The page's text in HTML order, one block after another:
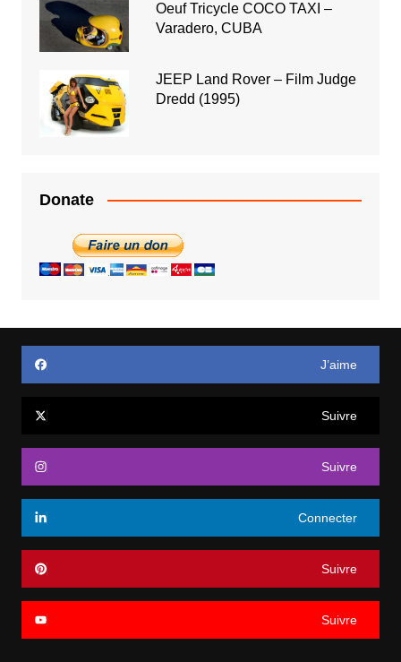
Oeuf Tricycle COCO TAXI –
Varadero, CUBA
JEEP Land Rover – Film Judge
Dredd (1995)
Donate
J’aime
Suivre
Suivre
Connecter
Suivre
Suivre